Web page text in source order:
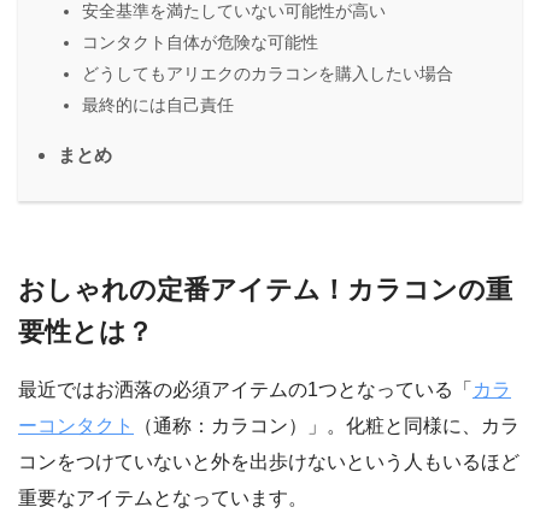
安全基準を満たしていない可能性が高い
コンタクト自体が危険な可能性
どうしてもアリエクのカラコンを購入したい場合
最終的には自己責任
まとめ
おしゃれの定番アイテム！カラコンの重
要性とは？
最近ではお洒落の必須アイテムの1つとなっている「 カラ
ーコンタクト
（通称：カラコン）」。化粧と同様に、カラ
コンをつけていないと外を出歩けないという人もいるほど
重要なアイテムとなっています。